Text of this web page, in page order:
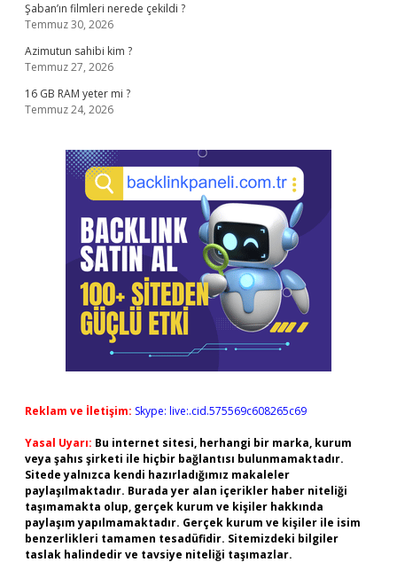
Şaban’ın filmleri nerede çekildi ?
Temmuz 30, 2026
Azimutun sahibi kim ?
Temmuz 27, 2026
16 GB RAM yeter mi ?
Temmuz 24, 2026
Reklam ve İletişim: Skype: live:.cid.575569c608265c69
Yasal Uyarı: Bu internet sitesi, herhangi bir marka, kurum
veya şahıs şirketi ile hiçbir bağlantısı bulunmamaktadır.
Sitede yalnızca kendi hazırladığımız makaleler
paylaşılmaktadır. Burada yer alan içerikler haber niteliği
taşımamakta olup, gerçek kurum ve kişiler hakkında
paylaşım yapılmamaktadır. Gerçek kurum ve kişiler ile isim
benzerlikleri tamamen tesadüfidir. Sitemizdeki bilgiler
taslak halindedir ve tavsiye niteliği taşımazlar.